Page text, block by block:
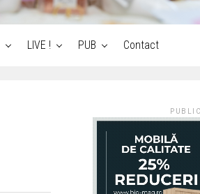
LIVE ! PUB Contact